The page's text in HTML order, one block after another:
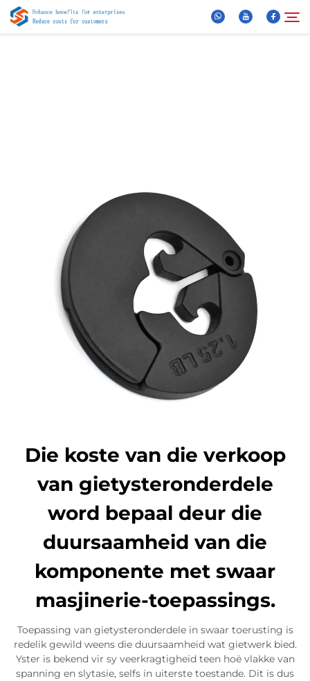
Kontak Ons
Die koste van die verkoop
van gietysteronderdele
word bepaal deur die
duursaamheid van die
komponente met swaar
masjinerie-toepassings.
Toepassing van gietysteronderdele in swaar toerusting is
redelik gewild weens die duursaamheid wat gietwerk bied.
Yster is bekend vir sy veerkragtigheid teen hoë vlakke van
spanning en slytasie, selfs in uiterste toestande. Dit is dus